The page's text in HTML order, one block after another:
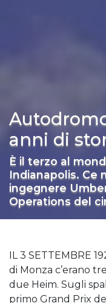
anni di
È il terzo al
Indianapolis. Ce
ingegnere
Operations del
IL 3 SETTEMBRE
di Monza c’erano
due Heim. Sugli
primo Grand Prix